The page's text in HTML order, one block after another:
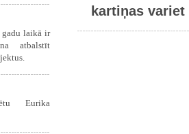
laikā ir
atbalstīt
Eurika
kartiņas variet